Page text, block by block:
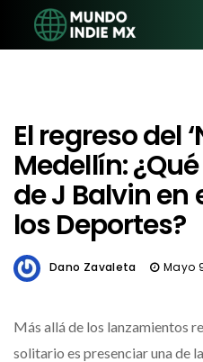
El regreso del
Medellín:
de J Balvin en
los Deportes?
Dano Zavaleta Mayo
Más allá de los lanzamientos
solitario es presenciar una de